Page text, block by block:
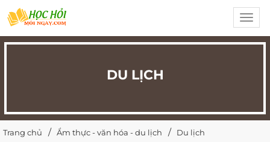
DU LỊCH
Trang chủ Ẩm thực - văn hóa - du lịch Du lịch